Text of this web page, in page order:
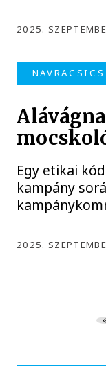
2025.
Egy etikai
kampány
2025.